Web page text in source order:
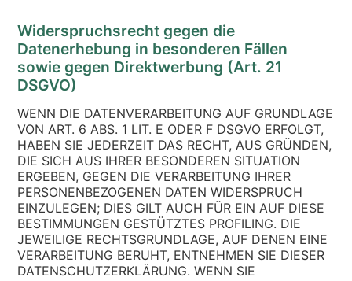
Widerspruchsrecht gegen die
Datenerhebung in besonderen Fällen
sowie gegen Direktwerbung (Art. 21
DSGVO)
WENN DIE DATENVERARBEITUNG AUF GRUNDLAGE
VON ART. 6 ABS. 1 LIT. E ODER F DSGVO ERFOLGT,
HABEN SIE JEDERZEIT DAS RECHT, AUS GRÜNDEN,
DIE SICH AUS IHRER BESONDEREN SITUATION
ERGEBEN, GEGEN DIE VERARBEITUNG IHRER
PERSONENBEZOGENEN DATEN WIDERSPRUCH
EINZULEGEN; DIES GILT AUCH FÜR EIN AUF DIESE
BESTIMMUNGEN GESTÜTZTES PROFILING. DIE
JEWEILIGE RECHTSGRUNDLAGE, AUF DENEN EINE
VERARBEITUNG BERUHT, ENTNEHMEN SIE DIESER
DATENSCHUTZERKLÄRUNG. WENN SIE